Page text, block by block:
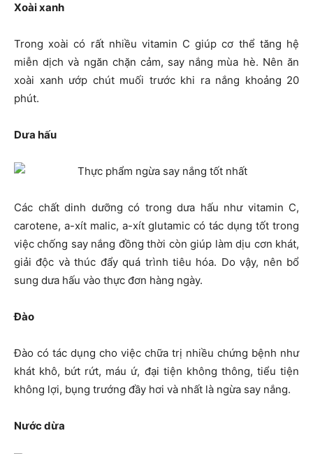
Xoài xanh
Trong xoài có rất nhiều vitamin C giúp cơ thể tăng hệ
miễn dịch và ngăn chặn cảm, say nắng mùa hè. Nên ăn
xoài xanh ướp chút muối trước khi ra nắng khoảng 20
phút.
Dưa hấu
Các chất dinh dưỡng có trong dưa hấu như vitamin C,
carotene, a-xít malic, a-xít glutamic có tác dụng tốt trong
việc chống say nắng đồng thời còn giúp làm dịu cơn khát,
giải độc và thúc đẩy quá trình tiêu hóa. Do vậy, nên bổ
sung dưa hấu vào thực đơn hàng ngày.
Đào
Đào có tác dụng cho việc chữa trị nhiều chứng bệnh như
khát khô, bứt rứt, máu ứ, đại tiện không thông, tiểu tiện
không lợi, bụng trướng đầy hơi và nhất là ngừa say nắng.
Nước dừa